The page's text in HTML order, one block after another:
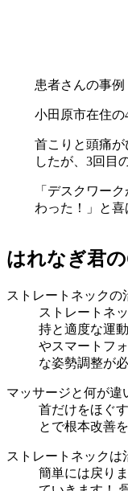
患者さんの事例
小田原市在住の
首こりと頭痛が
したが、3回目
「デスクワー
わった！」と喜
はれなぎ君
ストレートネックの
ストレートネ
持と適度な運
やスマートフ
な姿勢調整が必
マッサージと何が違
首だけをほぐ
とで根本改善
ストレートネックは
簡単には戻り